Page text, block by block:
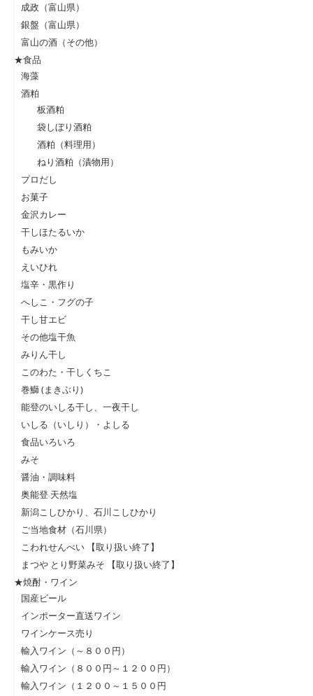
成政（富山県）
銀盤（富山県）
富山の酒（その他）
★食品
海藻
酒粕
板酒粕
袋しぼり酒粕
酒粕（料理用）
ねり酒粕（漬物用）
プロだし
お菓子
金沢カレー
干しほたるいか
もみいか
えいひれ
塩辛・黒作り
へしこ・フグの子
干し甘エビ
その他塩干魚
みりん干し
このわた・干しくちこ
巻鰤 (まきぶり)
能登のいしる干し、一夜干し
いしる（いしり）・よしる
食品いろいろ
みそ
醤油・調味料
奥能登 天然塩
新潟こしひかり、石川こしひかり
ご当地食材（石川県）
こわれせんべい 【取り扱い終了】
まつや とり野菜みそ 【取り扱い終了】
★焼酎・ワイン
国産ビール
インポーター直送ワイン
ワインケース売り
輸入ワイン（～８００円）
輸入ワイン（８００円～１２００円）
輸入ワイン（１２００～１５００円